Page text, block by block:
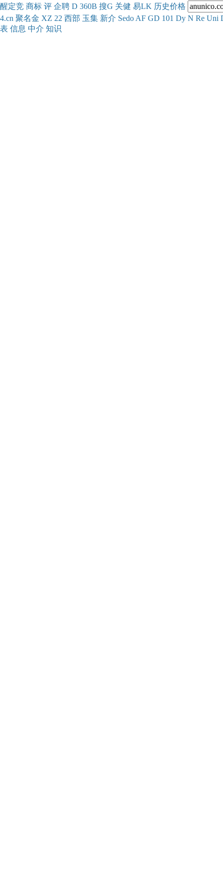
醒定竞 商标 评 企聘 D 360B 搜G 关健 易LK 历史价格
4.cn 聚名金 XZ 22 西部 玉集 新介 Sedo AF GD 101 Dy N Re Uni
表 信息 中介 知识